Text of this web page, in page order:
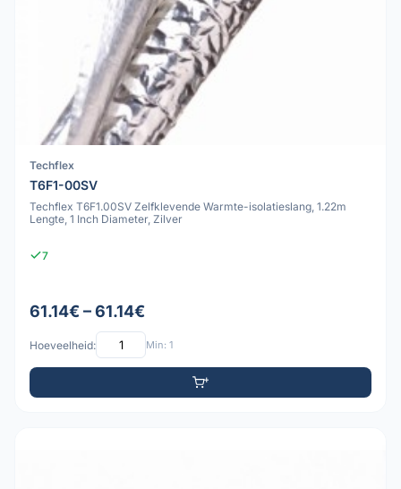
Techflex
T6F1-00SV
Techflex T6F1.00SV Zelfklevende Warmte-isolatieslang, 1.22m
Lengte, 1 Inch Diameter, Zilver
7
61.14€ – 61.14€
Hoeveelheid: Min: 1